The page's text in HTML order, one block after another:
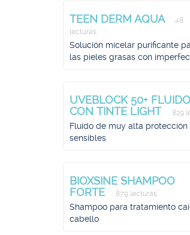
TEEN DERM AQUA
48
lecturas
Solución micelar purificante
las pieles grasas con
UVEBLOCK 50+ FLUIDO
CON TINTE LIGHT
829
Fluido de muy alta
sensibles
BIOXSINE SHAMPOO
FORTE
879 lecturas
Shampoo para tratamiento
cabello